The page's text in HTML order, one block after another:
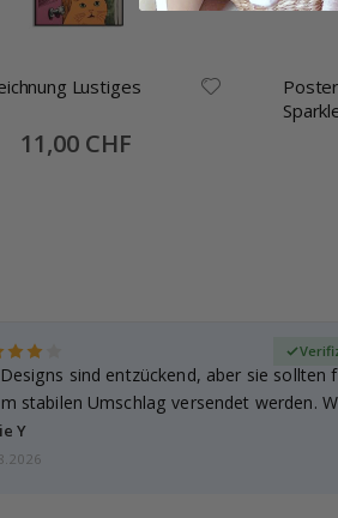
Lustiges
Special
Price
11,00 CHF
sind entzückend, aber sie sollten
stabilen Umschlag versendet werden.
Y